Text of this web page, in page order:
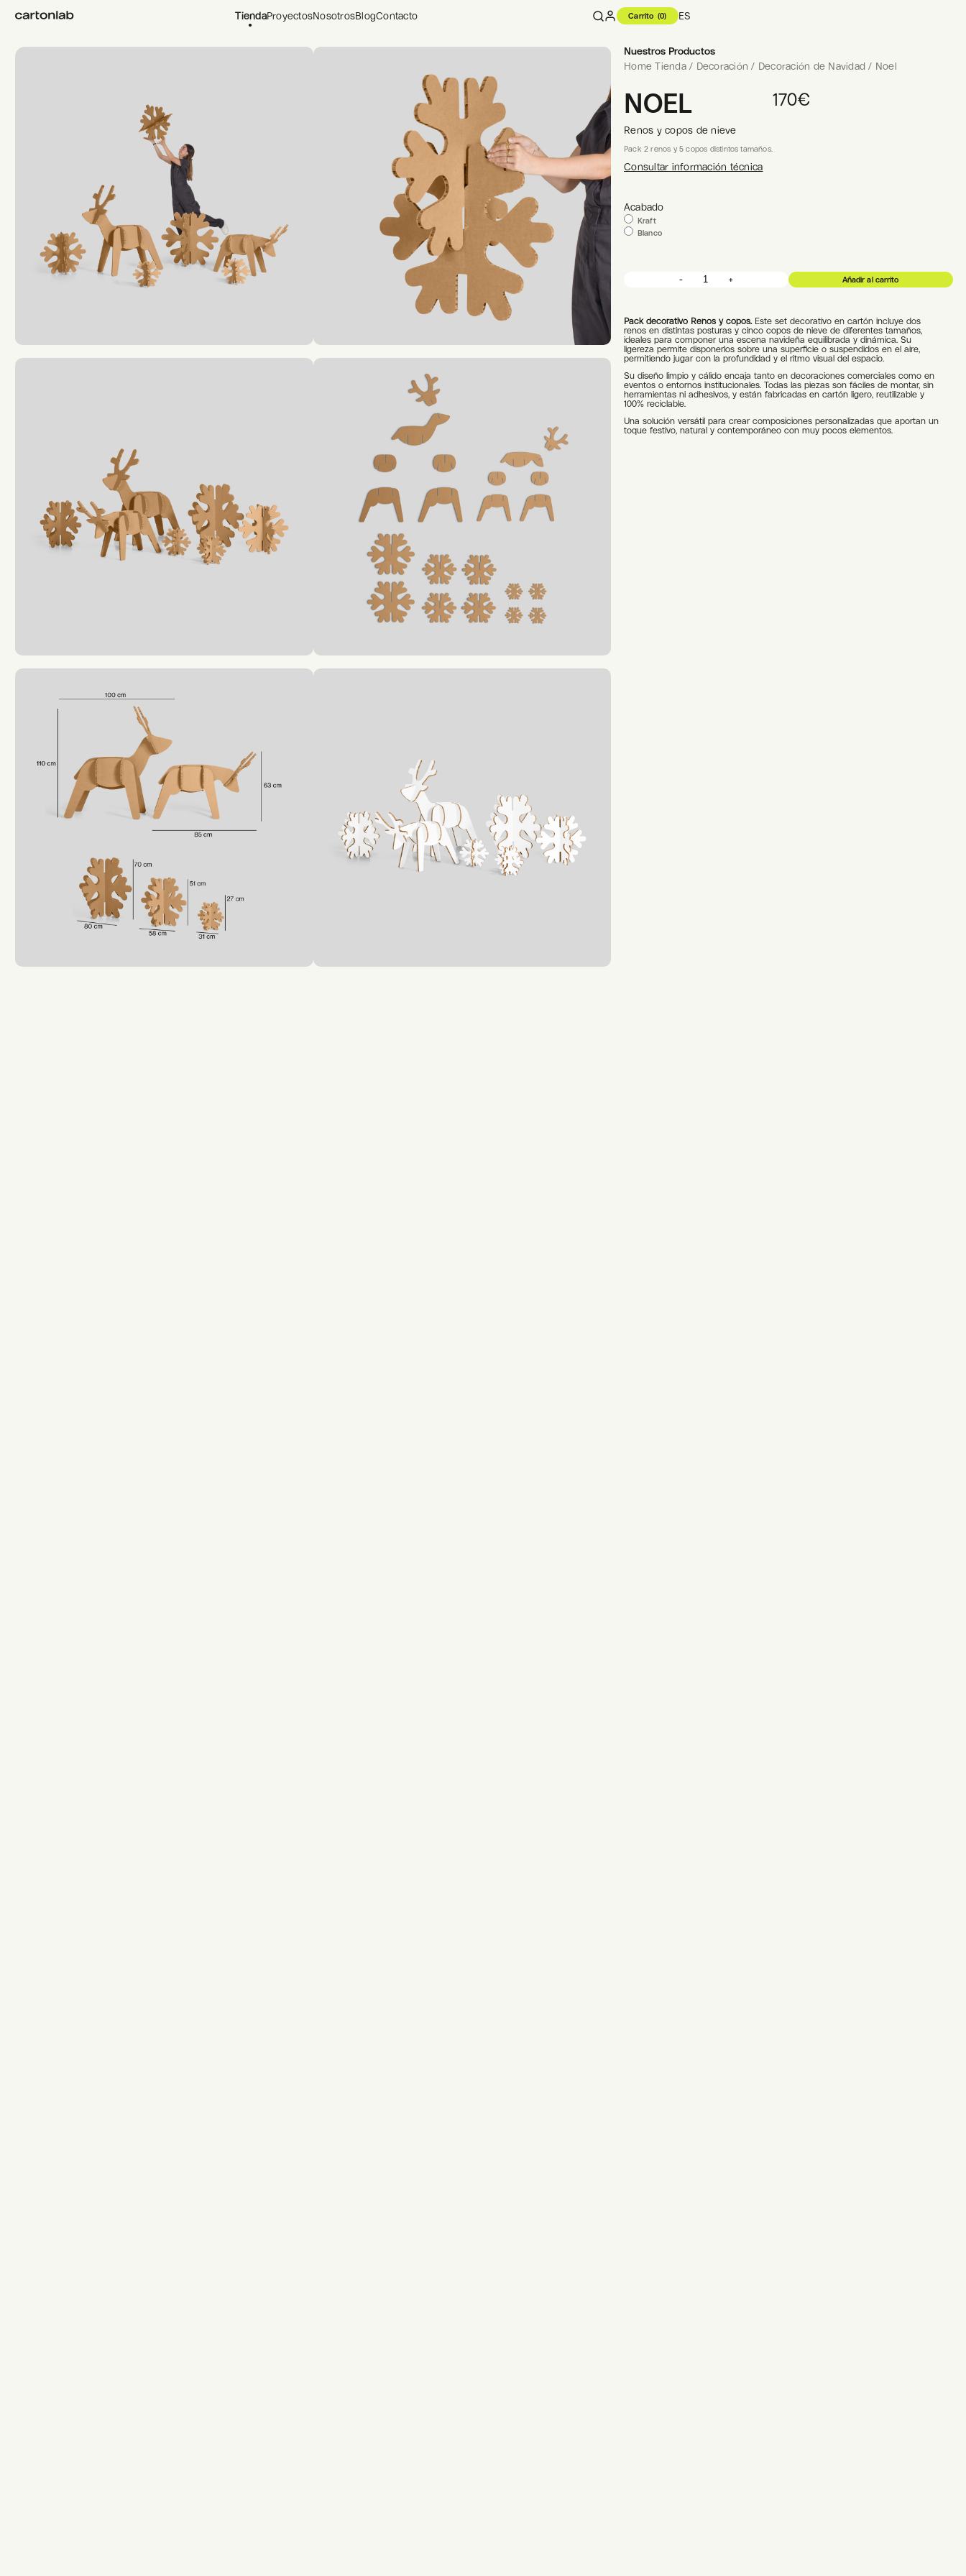
TiendaProyectosNosotrosBlogContacto Carrito (0) ES
Nuestros Productos
Home Tienda/ Decoración / Decoración de Navidad / Noel
NOEL
Renos y copos de nieve
Pack 2 renos y 5 copos distintos tamaños.
Consultar información técnica
170€
Acabado
Kraft
Blanco
-
NOEL
de
nieve
cantidad
+ Añadir al carrito
Pack decorativo Renos y copos. Este set decorativo en cartón incluye dos
renos en distintas posturas y cinco copos de nieve de diferentes tamaños,
ideales para componer una escena navideña equilibrada y dinámica. Su
ligereza permite disponerlos sobre una superficie o suspendidos en el aire,
permitiendo jugar con la profundidad y el ritmo visual del espacio.
Su diseño limpio y cálido encaja tanto en decoraciones comerciales como en
eventos o entornos institucionales. Todas las piezas son fáciles de montar, sin
herramientas ni adhesivos, y están fabricadas en cartón ligero, reutilizable y
100% reciclable.
Una solución versátil para crear composiciones personalizadas que aportan un
toque festivo, natural y contemporáneo con muy pocos elementos.